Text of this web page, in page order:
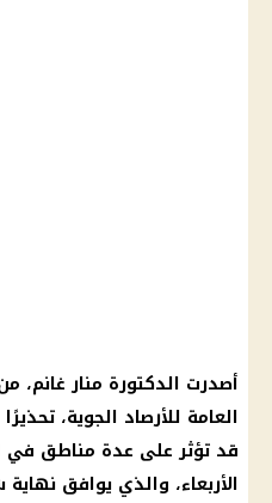
أصدرت الدكتورة منار غانم،
العامة للأرصاد الجوية،
قد تؤثر على عدة مناطق في
الأربعاء، والذي يوافق